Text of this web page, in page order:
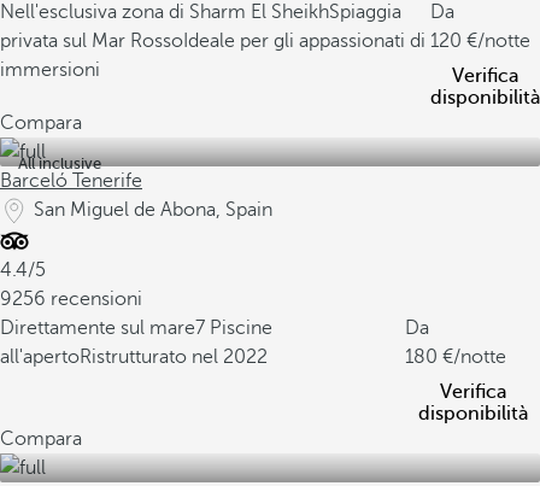
Nell'esclusiva zona di Sharm El SheikhSpiaggia
privata sul Mar Rosso Ideale per gli appassionati di
immersioni
Da
120
/notte
Verifica
disponibilità
Compara
All inclusive
Barceló Tenerife
San Miguel de Abona, Spain
4.4/5
9256 recensioni
Direttamente sul mare7 Piscine
all'apertoRistrutturato nel 2022
Da
180
/notte
Verifica
disponibilità
Compara